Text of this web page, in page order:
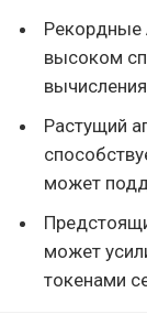
Рекордные
высоком
Растущий
может
может
токенами